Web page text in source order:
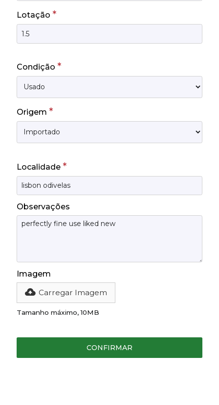
Lotação *
Condição *
Origem *
Localidade *
Observações
Imagem
Carregar Imagem
Tamanho máximo, 10MB